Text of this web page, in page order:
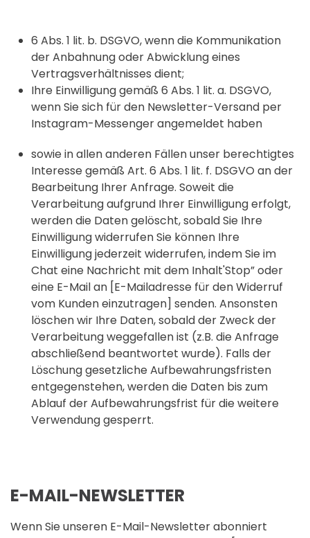
6 Abs. 1 lit. b. DSGVO, wenn die Kommunikation
der Anbahnung oder Abwicklung eines
Vertragsverhältnisses dient;
Ihre Einwilligung gemäß 6 Abs. 1 lit. a. DSGVO,
wenn Sie sich für den Newsletter-Versand per
Instagram-Messenger angemeldet haben
sowie in allen anderen Fällen unser berechtigtes
Interesse gemäß Art. 6 Abs. 1 lit. f. DSGVO an der
Bearbeitung Ihrer Anfrage. Soweit die
Verarbeitung aufgrund Ihrer Einwilligung erfolgt,
werden die Daten gelöscht, sobald Sie Ihre
Einwilligung widerrufen Sie können Ihre
Einwilligung jederzeit widerrufen, indem Sie im
Chat eine Nachricht mit dem Inhalt'Stop” oder
eine E-Mail an [E-Mailadresse für den Widerruf
vom Kunden einzutragen] senden. Ansonsten
löschen wir Ihre Daten, sobald der Zweck der
Verarbeitung weggefallen ist (z.B. die Anfrage
abschließend beantwortet wurde). Falls der
Löschung gesetzliche Aufbewahrungsfristen
entgegenstehen, werden die Daten bis zum
Ablauf der Aufbewahrungsfrist für die weitere
Verwendung gesperrt.
E-MAIL-NEWSLETTER
Wenn Sie unseren E-Mail-Newsletter abonniert